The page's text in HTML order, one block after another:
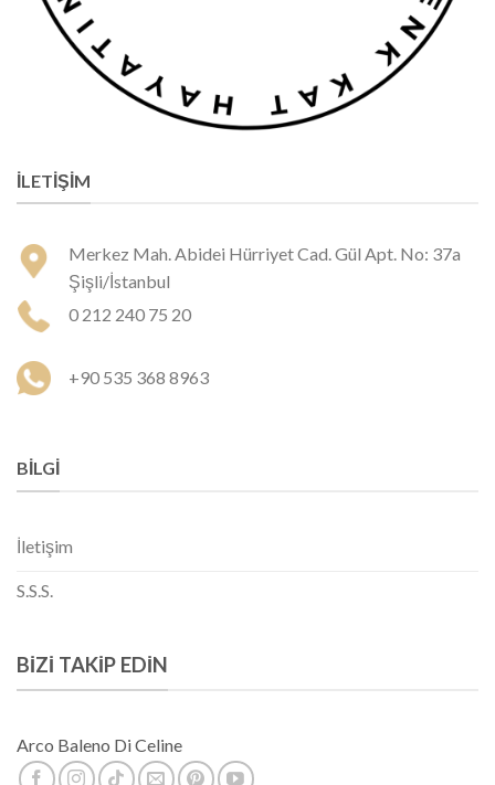
İLETIŞIM
Merkez Mah. Abidei Hürriyet Cad. Gül Apt. No: 37a
Şişli/İstanbul
0 212 240 75 20
+90 535 368 8963
BILGI
İletişim
S.S.S.
BIZI TAKIP EDIN
Arco Baleno Di Celine